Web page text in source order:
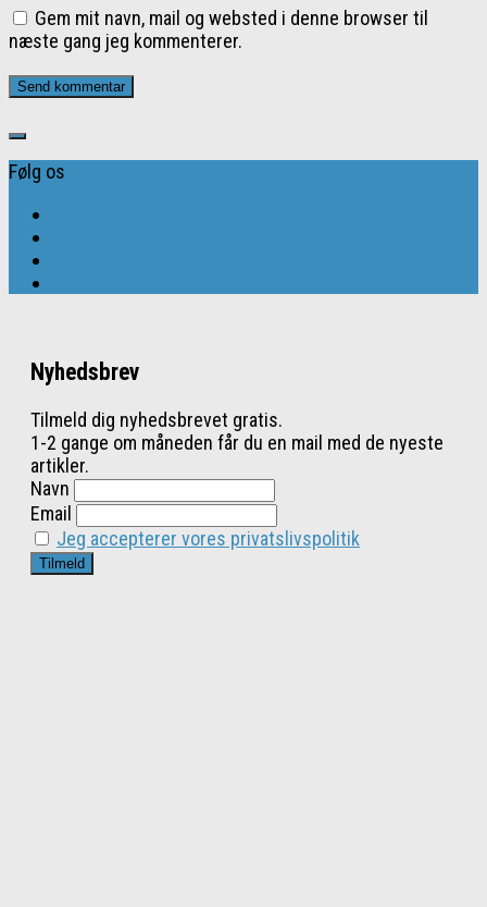
Gem mit navn, mail og websted i denne browser til
næste gang jeg kommenterer.
Følg os
Nyhedsbrev
Tilmeld dig nyhedsbrevet gratis.
1-2 gange om måneden får du en mail med de nyeste
artikler.
Navn
Email
Jeg accepterer vores privatslivspolitik